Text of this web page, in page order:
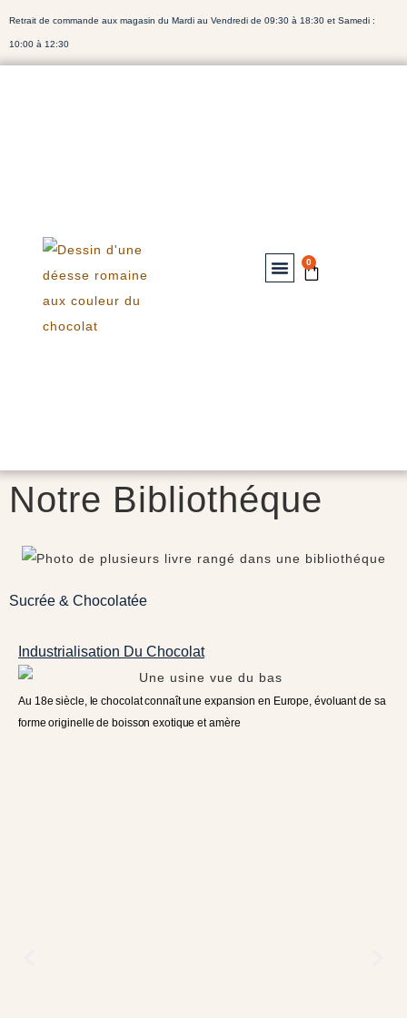
Retrait de commande aux magasin du Mardi au Vendredi de 09:30 à 18:30 et Samedi :
10:00 à 12:30
0
Notre Bibliothéque
Sucrée & Chocolatée
Industrialisation Du Chocolat
Au 18e siècle, le chocolat connaît une expansion en Europe, évoluant de sa
forme originelle de boisson exotique et amère